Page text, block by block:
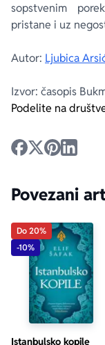
sopstvenim
pristane i uz
Autor: Ljubica
Izvor: časopis
Podelite na
Povezani
Do 20%
-10%
Istanbulsko kopile